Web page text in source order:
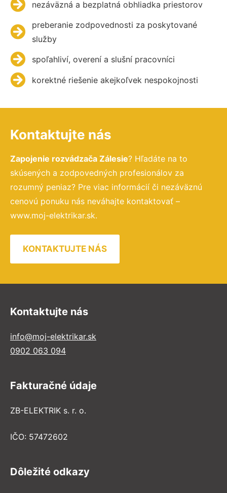
nezáväzná a bezplatná obhliadka priestorov
preberanie zodpovednosti za poskytované
služby
spoľahliví, overení a slušní pracovníci
korektné riešenie akejkoľvek nespokojnosti
Kontaktujte nás
Zapojenie rozvádzača Zálesie? Hľadáte na to
skúsených a zodpovedných profesionálov za
rozumný peniaz? Pre viac informácií či nezáväznú
cenovú ponuku nás neváhajte kontaktovať –
www.moj-elektrikar.sk.
KONTAKTUJTE NÁS
Kontaktujte nás
info@moj-elektrikar.sk
0902 063 094
Fakturačné údaje
ZB-ELEKTRIK s. r. o.
IČO: 57472602
Dôležité odkazy